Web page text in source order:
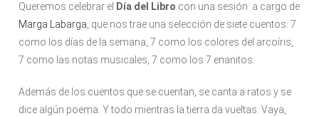
Queremos celebrar el Día del Libro con una sesión a cargo de
Marga Labarga , que nos trae una selección de siete cuentos: 7
como los días de la semana, 7 como los colores del arcoíris,
7 como las notas musicales, 7 como los 7 enanitos.
Además de los cuentos que se cuentan, se canta a ratos y se
dice algún poema. Y todo mientras la tierra da vueltas. Vaya,